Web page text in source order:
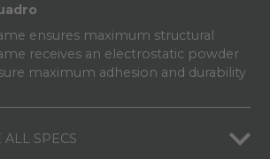
ensures maximum structural
receives an electrostatic powder
maximum adhesion and durability
ALL SPECS